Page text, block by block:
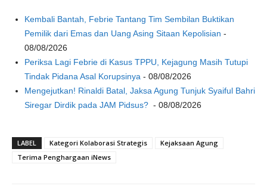
Kembali Bantah, Febrie Tantang Tim Sembilan Buktikan
Pemilik dari Emas dan Uang Asing Sitaan Kepolisian -
08/08/2026
Periksa Lagi Febrie di Kasus TPPU, Kejagung Masih Tutupi
Tindak Pidana Asal Korupsinya - 08/08/2026
Mengejutkan! Rinaldi Batal, Jaksa Agung Tunjuk Syaiful Bahri
Siregar Dirdik pada JAM Pidsus? - 08/08/2026
LABEL Kategori Kolaborasi Strategis
Kejaksaan Agung
Terima Penghargaan iNews